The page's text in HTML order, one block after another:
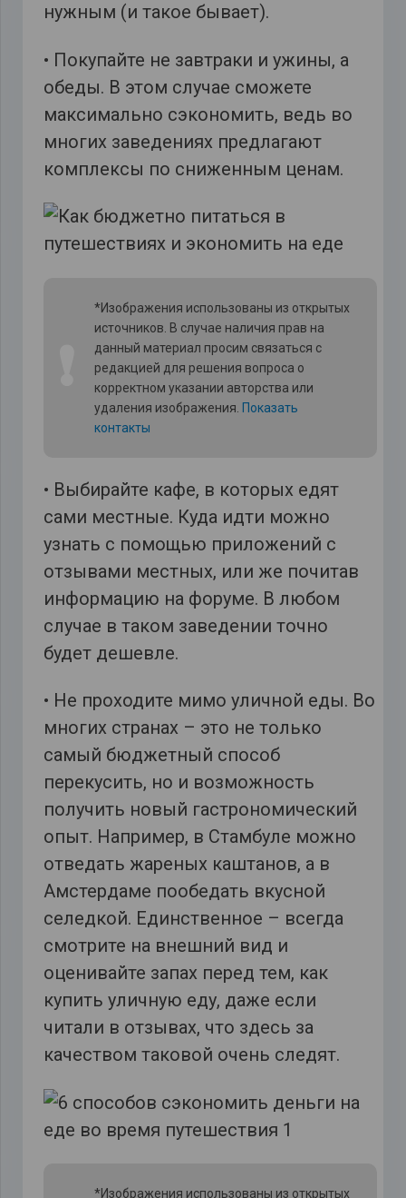
нужным (и такое бывает).
• Покупайте не завтраки и ужины, а
обеды. В этом случае сможете
максимально сэкономить, ведь во
многих заведениях предлагают
комплексы по сниженным ценам.
*Изображения использованы из открытых
источников. В случае наличия прав на
данный материал просим связаться с
редакцией для решения вопроса о
корректном указании авторства или
удаления изображения. Показать
контакты
• Выбирайте кафе, в которых едят
сами местные. Куда идти можно
узнать с помощью приложений с
отзывами местных, или же почитав
информацию на форуме. В любом
случае в таком заведении точно
будет дешевле.
• Не проходите мимо уличной еды. Во
многих странах – это не только
самый бюджетный способ
перекусить, но и возможность
получить новый гастрономический
опыт. Например, в Стамбуле можно
отведать жареных каштанов, а в
Амстердаме пообедать вкусной
селедкой. Единственное – всегда
смотрите на внешний вид и
оценивайте запах перед тем, как
купить уличную еду, даже если
читали в отзывах, что здесь за
качеством таковой очень следят.
*Изображения использованы из открытых